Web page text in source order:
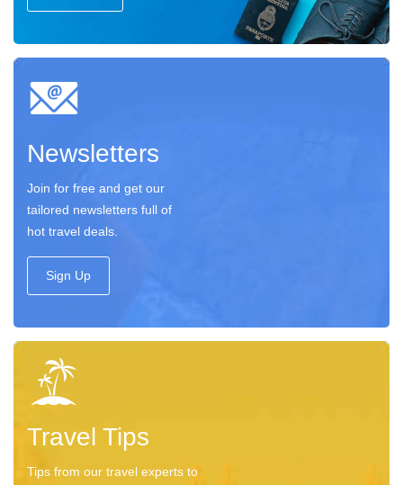
Newsletters
Join for free and get our
tailored newsletters full of
hot travel deals.
Sign Up
Travel Tips
Tips from our travel experts to